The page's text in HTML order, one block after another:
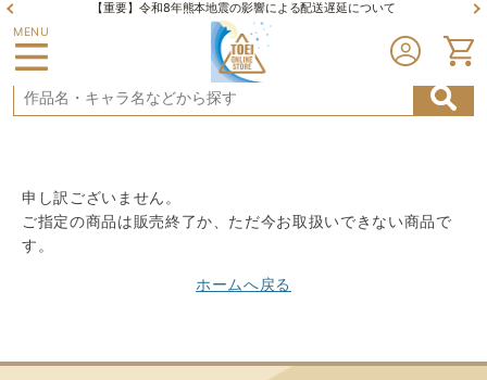
【重要】令和8年熊本地震の影響による配送遅延について
MENU
申し訳ございません。
ご指定の商品は販売終了か、ただ今お取扱いできない商品で
す。
ホームへ戻る